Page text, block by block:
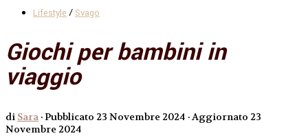
Lifestyle / Svago
Giochi per bambini in
viaggio
di Sara · Pubblicato 23 Novembre 2024 · Aggiornato 23
Novembre 2024